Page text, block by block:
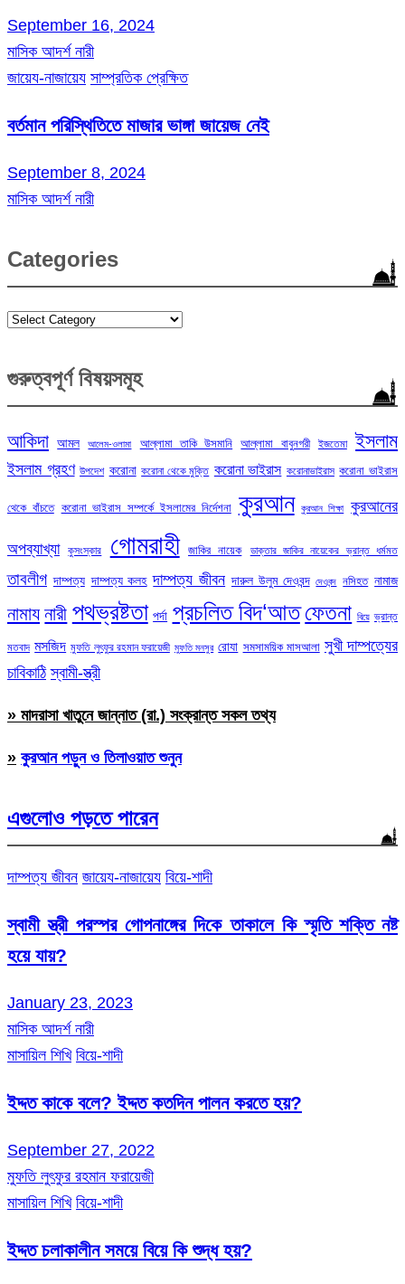
September 16, 2024
মাসিক আদর্শ নারী
জায়েয-নাজায়েয সাম্প্রতিক প্রেক্ষিত
বর্তমান পরিস্থিতিতে মাজার ভাঙ্গা জায়েজ নেই
September 8, 2024
মাসিক আদর্শ নারী
Categories
Categories
গুরুত্বপূর্ণ বিষয়সমূহ
আকিদা আমল আলেম-ওলামা আল্লামা তাকি উসমানি আল্লামা বাবুনগরী ইজতেমা ইসলাম
ইসলাম গ্রহণ উপদেশ করোনা করোনা থেকে মুক্তি করোনা ভাইরাস করোনাভাইরাস করোনা ভাইরাস
থেকে বাঁচতে করোনা ভাইরাস সম্পর্কে ইসলামের নির্দেশনা কুরআন কুরআন শিক্ষা কুরআনের
অপব্যাখ্যা কুসংস্কার গোমরাহী জাকির নায়েক ডাক্তার জাকির নায়েকের ভ্রান্ত ধর্মমত
তাবলীগ দাম্পত্য দাম্পত্য কলহ দাম্পত্য জীবন দারুল উলুম দেওবন্দ দেওবন্দ নসিহত নামাজ
নামায নারী পথভ্রষ্টতা পর্দা প্রচলিত বিদ‘আত ফেতনা বিয়ে ভ্রান্ত
মতবাদ মসজিদ মুফতি লুৎফুর রহমান ফরায়েজী মুফতি মনসুর রোযা সমসাময়িক মাসআলা সুখী দাম্পত্যের
চাবিকাঠি স্বামী-স্ত্রী
» মাদরাসা খাতুনে জান্নাত (রা.) সংক্রান্ত সকল তথ্য
» কুরআন পড়ুন ও তিলাওয়াত শুনুন
এগুলোও পড়তে পারেন
দাম্পত্য জীবন জায়েয-নাজায়েয বিয়ে-শাদী
স্বামী স্ত্রী পরস্পর গোপনাঙ্গের দিকে তাকালে কি স্মৃতি শক্তি নষ্ট
হয়ে যায়?
January 23, 2023
মাসিক আদর্শ নারী
মাসায়িল শিখি বিয়ে-শাদী
ইদ্দত কাকে বলে? ইদ্দত কতদিন পালন করতে হয়?
September 27, 2022
মুফতি লুৎফুর রহমান ফরায়েজী
মাসায়িল শিখি বিয়ে-শাদী
ইদ্দত চলাকালীন সময়ে বিয়ে কি শুদ্ধ হয়?